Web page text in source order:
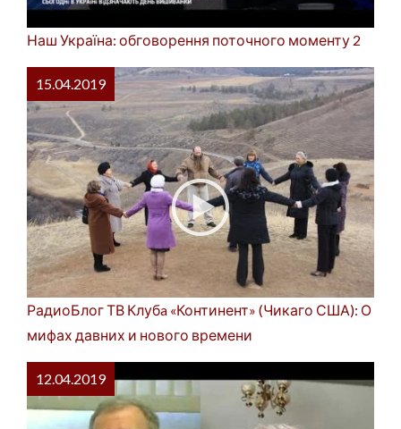
Наш Україна: обговорення поточного моменту 2
15.04.2019
РадиоБлог ТВ Клубa «Континент» (Чикаго США): О
мифах давних и нового времени
12.04.2019